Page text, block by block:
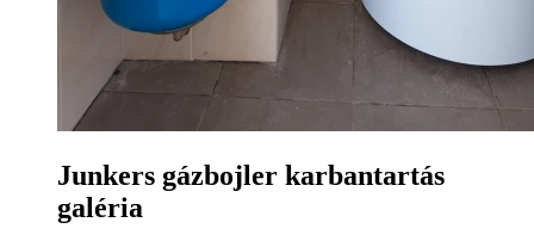
Junkers gázbojler karbantartás
galéria